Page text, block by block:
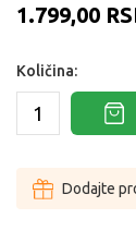
1.799,00
Količina:
Dodajte